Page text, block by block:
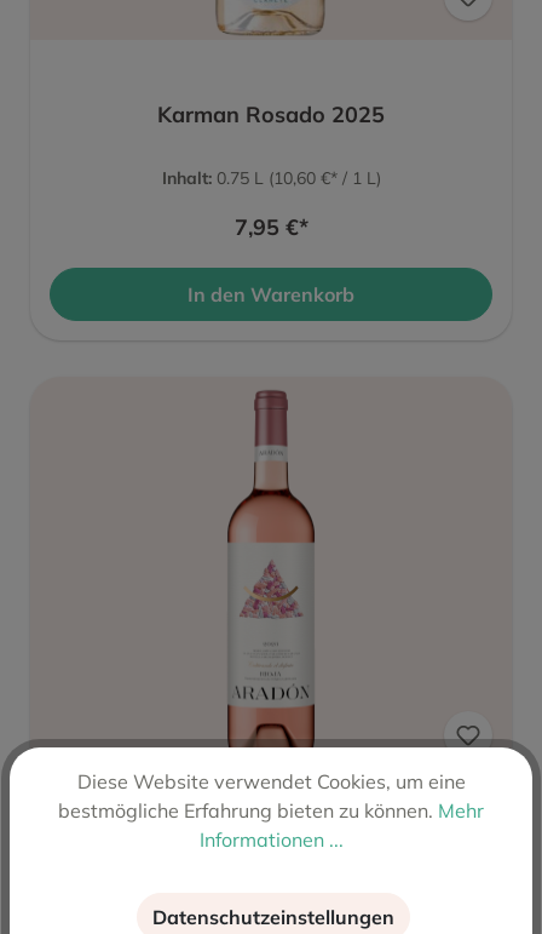
Karman Rosado 2025
Inhalt: 0.75 L (10,60 €* / 1 L)
7,95 €*
In den Warenkorb
Aradon Rosado 2025
Inhalt:0.75 L(9,27 €* / 1 L)
Diese Website verwendet Cookies, um eine
bestmögliche Erfahrung bieten zu können. Mehr
Informationen ...
Datenschutzeinstellungen